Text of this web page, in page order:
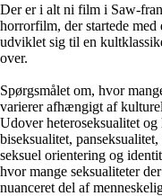
Der er i alt ni film i Saw-
horrorfilm, der startede
udviklet sig til en
over.
Spørgsmålet om, hvor
varierer afhængigt af
Udover heteroseksualitet
biseksualitet,
seksuel orientering og
hvor mange seksualiteter
nuanceret del af